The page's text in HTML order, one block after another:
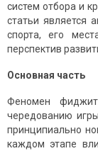
систем отбора и
статьи является
спорта, его
перспектив
Основная часть
Феномен
чередованию
принципиально
каждом этапе